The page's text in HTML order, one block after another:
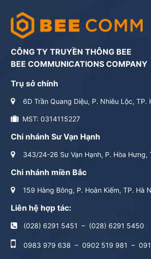
CÔNG TY TRUYỀN THÔNG BEE
BEE COMMUNICATIONS COMPANY
Trụ sở chính
6D Trần Quang Diệu, P. Nhiêu Lộc, TP.
MST: 0314115227
Chi nhánh Sư Vạn Hạnh
343/24-26 Sư Vạn Hạnh, P. Hòa Hưng,
Chi nhánh miền Bắc
159 Hàng Bông, P. Hoàn Kiếm, TP. Hà
Liên hệ hợp tác:
(028) 6291 5451 – (028) 6291 5450
0983 979 638 – 0902 519 981 –